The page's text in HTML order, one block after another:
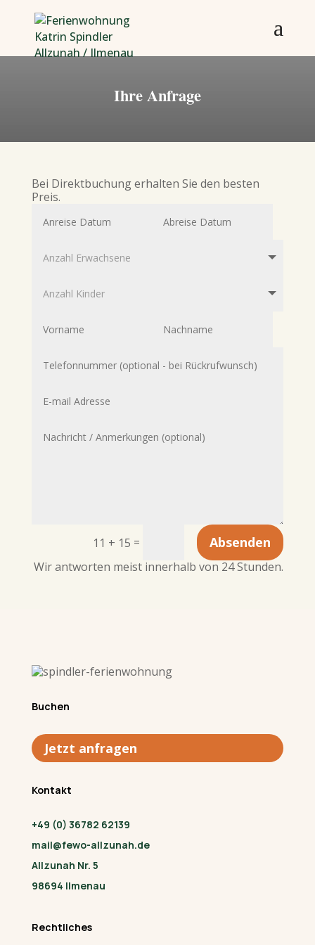
Ihre Anfrage
Bei Direktbuchung erhalten Sie den besten
Preis.
11 + 15 = Absenden
Wir antworten meist innerhalb von 24 Stunden.
Buchen
Jetzt anfragen
Kontakt
+49 (0) 36782 62139
mail@fewo-allzunah.de
Allzunah Nr. 5
98694 Ilmenau
Rechtliches